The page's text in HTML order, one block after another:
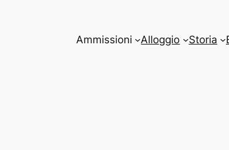
Ammissioni Alloggio Storia